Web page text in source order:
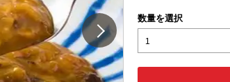
数量を選択
1